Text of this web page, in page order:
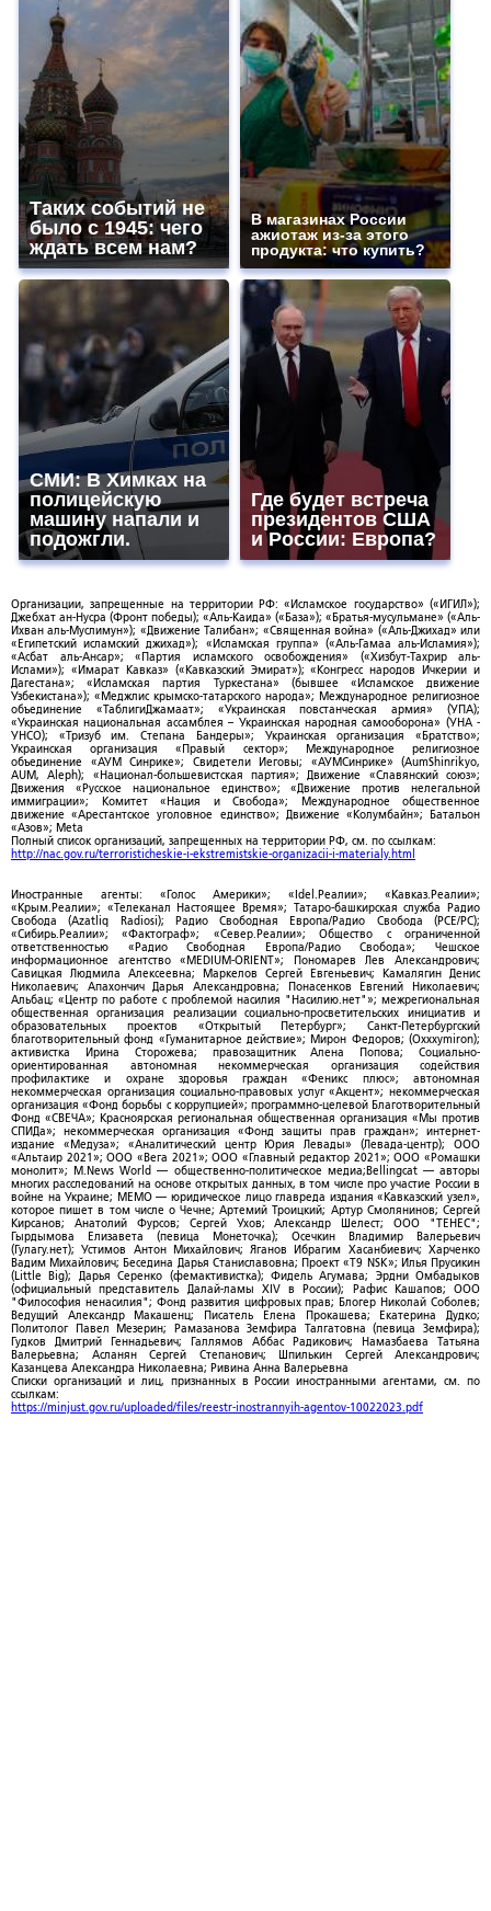
Таких событий не
было с 1945: чего
ждать всем нам?
В магазинах России
ажиотаж из-за этого
продукта: что купить?
СМИ: В Химках на
полицейскую
машину напали и
подожгли.
Где будет встреча
президентов США
и России: Европа?
Организации, запрещенные на территории РФ: «Исламское государство» («ИГИЛ»);
Джебхат ан-Нусра (Фронт победы); «Аль-Каида» («База»); «Братья-мусульмане» («Аль-
Ихван аль-Муслимун»); «Движение Талибан»; «Священная война» («Аль-Джихад» или
«Египетский исламский джихад»); «Исламская группа» («Аль-Гамаа аль-Исламия»);
«Асбат аль-Ансар»; «Партия исламского освобождения» («Хизбут-Тахрир аль-
Ислами»); «Имарат Кавказ» («Кавказский Эмират»); «Конгресс народов Ичкерии и
Дагестана»; «Исламская партия Туркестана» (бывшее «Исламское движение
Узбекистана»); «Меджлис крымско-татарского народа»; Международное религиозное
объединение «ТаблигиДжамаат»; «Украинская повстанческая армия» (УПА);
«Украинская национальная ассамблея – Украинская народная самооборона» (УНА -
УНСО); «Тризуб им. Степана Бандеры»; Украинская организация «Братство»;
Украинская организация «Правый сектор»; Международное религиозное
объединение «АУМ Синрике»; Свидетели Иеговы; «АУМСинрике» (AumShinrikyo,
AUM, Aleph); «Национал-большевистская партия»; Движение «Славянский союз»;
Движения «Русское национальное единство»; «Движение против нелегальной
иммиграции»; Комитет «Нация и Свобода»; Международное общественное
движение «Арестантское уголовное единство»; Движение «Колумбайн»; Батальон
«Азов»; Meta
Полный список организаций, запрещенных на территории РФ, см. по ссылкам:
http://nac.gov.ru/terroristicheskie-i-ekstremistskie-organizacii-i-materialy.html
Иностранные агенты: «Голос Америки»; «Idel.Реалии»; «Кавказ.Реалии»;
«Крым.Реалии»; «Телеканал Настоящее Время»; Татаро-башкирская служба Радио
Свобода (Azatliq Radiosi); Радио Свободная Европа/Радио Свобода (PCE/PC);
«Сибирь.Реалии»; «Фактограф»; «Север.Реалии»; Общество с ограниченной
ответственностью «Радио Свободная Европа/Радио Свобода»; Чешское
информационное агентство «MEDIUM-ORIENT»; Пономарев Лев Александрович;
Савицкая Людмила Алексеевна; Маркелов Сергей Евгеньевич; Камалягин Денис
Николаевич; Апахончич Дарья Александровна; Понасенков Евгений Николаевич;
Альбац; «Центр по работе с проблемой насилия "Насилию.нет"»; межрегиональная
общественная организация реализации социально-просветительских инициатив и
образовательных проектов «Открытый Петербург»; Санкт-Петербургский
благотворительный фонд «Гуманитарное действие»; Мирон Федоров; (Oxxxymiron);
активистка Ирина Сторожева; правозащитник Алена Попова; Социально-
ориентированная автономная некоммерческая организация содействия
профилактике и охране здоровья граждан «Феникс плюс»; автономная
некоммерческая организация социально-правовых услуг «Акцент»; некоммерческая
организация «Фонд борьбы с коррупцией»; программно-целевой Благотворительный
Фонд «СВЕЧА»; Красноярская региональная общественная организация «Мы против
СПИДа»; некоммерческая организация «Фонд защиты прав граждан»; интернет-
издание «Медуза»; «Аналитический центр Юрия Левады» (Левада-центр); ООО
«Альтаир 2021»; ООО «Вега 2021»; ООО «Главный редактор 2021»; ООО «Ромашки
монолит»; M.News World — общественно-политическое медиа;Bellingcat — авторы
многих расследований на основе открытых данных, в том числе про участие России в
войне на Украине; МЕМО — юридическое лицо главреда издания «Кавказский узел»,
которое пишет в том числе о Чечне; Артемий Троицкий; Артур Смолянинов; Сергей
Кирсанов; Анатолий Фурсов; Сергей Ухов; Александр Шелест; ООО "ТЕНЕС";
Гырдымова Елизавета (певица Монеточка); Осечкин Владимир Валерьевич
(Гулагу.нет); Устимов Антон Михайлович; Яганов Ибрагим Хасанбиевич; Харченко
Вадим Михайлович; Беседина Дарья Станиславовна; Проект «T9 NSK»; Илья Прусикин
(Little Big); Дарья Серенко (фемактивистка); Фидель Агумава; Эрдни Омбадыков
(официальный представитель Далай-ламы XIV в России); Рафис Кашапов; ООО
"Философия ненасилия"; Фонд развития цифровых прав; Блогер Николай Соболев;
Ведущий Александр Макашенц; Писатель Елена Прокашева; Екатерина Дудко;
Политолог Павел Мезерин; Рамазанова Земфира Талгатовна (певица Земфира);
Гудков Дмитрий Геннадьевич; Галлямов Аббас Радикович; Намазбаева Татьяна
Валерьевна; Асланян Сергей Степанович; Шпилькин Сергей Александрович;
Казанцева Александра Николаевна; Ривина Анна Валерьевна
Списки организаций и лиц, признанных в России иностранными агентами, см. по
ссылкам:
https://minjust.gov.ru/uploaded/files/reestr-inostrannyih-agentov-10022023.pdf